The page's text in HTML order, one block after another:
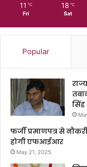
11 ℃
Fri
18 ℃
Sat
Popular
सिंह
फर्जी प्रमाणपत्र से
होगी एफआईआर
May 21, 2025